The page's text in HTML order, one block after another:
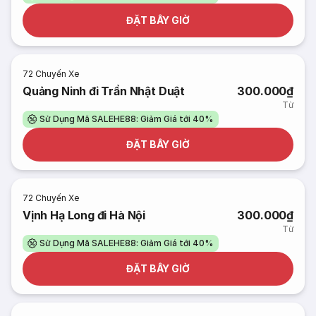
ĐẶT BÂY GIỜ
72 Chuyến Xe
Quảng Ninh đi Trần Nhật Duật 300.000₫
Từ
Sử Dụng Mã SALEHE88: Giảm Giá tới 40%
ĐẶT BÂY GIỜ
72 Chuyến Xe
Vịnh Hạ Long đi Hà Nội 300.000₫
Từ
Sử Dụng Mã SALEHE88: Giảm Giá tới 40%
ĐẶT BÂY GIỜ